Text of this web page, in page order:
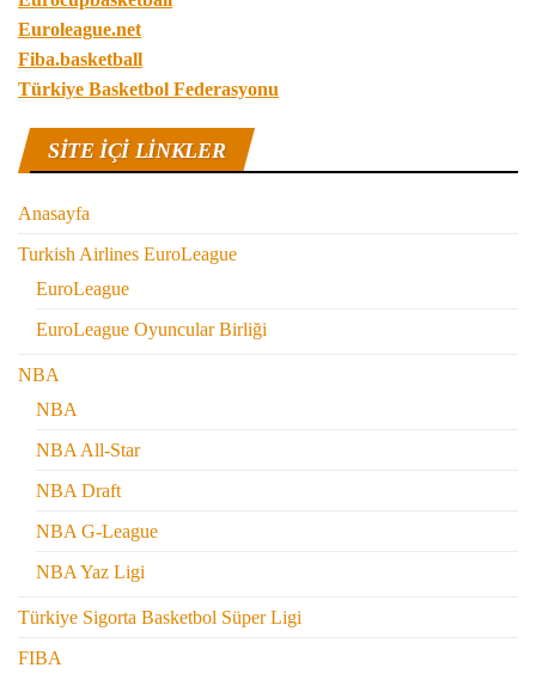
Euroleague.net
Fiba.basketball
Türkiye Basketbol Federasyonu
SITE IÇI LINKLER
Anasayfa
Turkish Airlines EuroLeague
EuroLeague
EuroLeague Oyuncular Birliği
NBA
NBA
NBA All-Star
NBA Draft
NBA G-League
NBA Yaz Ligi
Türkiye Sigorta Basketbol Süper Ligi
FIBA